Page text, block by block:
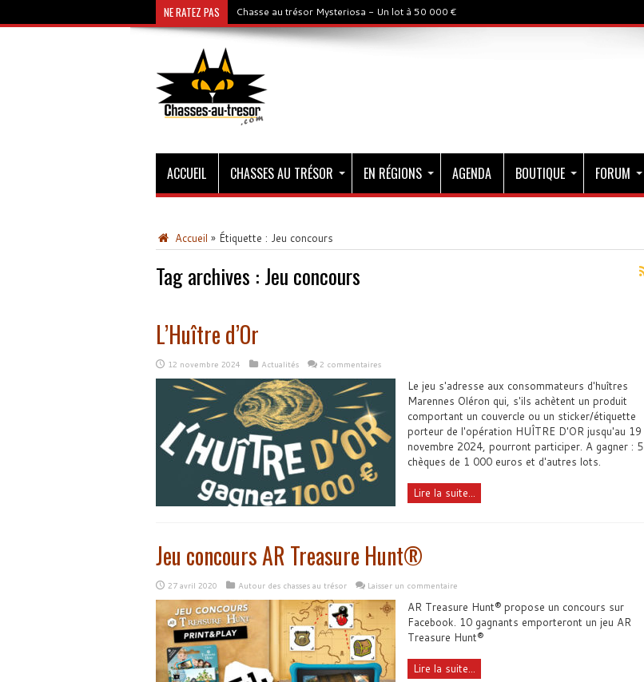
NE RATEZ PAS Chasse au trésor Mysteriosa - Un lot à 50 000 €
ACCUEIL CHASSES AU TRÉSOR EN RÉGIONS AGENDA BOUTIQUE FORUM
Accueil » Étiquette : Jeu concours
Tag archives : Jeu concours
L’Huître d’Or
12 novembre 2024 Actualités 2 commentaires
Le jeu s'adresse aux consommateurs d'huîtres
Marennes Oléron qui, s'ils achètent un produit
comportant un couvercle ou un sticker/étiquette
porteur de l'opération HUÎTRE D'OR jusqu'au 19
novembre 2024, pourront participer. A gagner : 5
chèques de 1 000 euros et d'autres lots.
Lire la suite...
Jeu concours AR Treasure Hunt®
27 avril 2020 Autour des chasses au trésor Laisser un commentaire
AR Treasure Hunt® propose un concours sur
Facebook. 10 gagnants emporteront un jeu AR
Treasure Hunt®
Lire la suite...